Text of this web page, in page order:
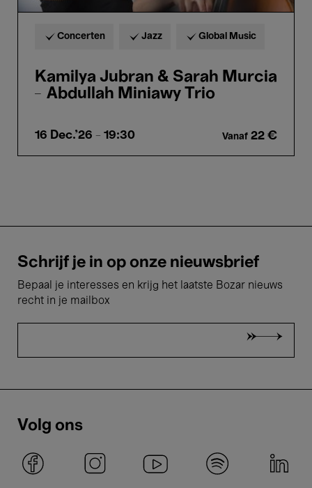
Concerten Jazz Global Music
Kamilya Jubran & Sarah Murcia
– Abdullah Miniawy Trio
16 Dec.'26 - 19:30 Vanaf 22 €
Schrijf je in op onze nieuwsbrief
Bepaal je interesses en krijg het laatste Bozar nieuws
recht in je mailbox
Volg ons